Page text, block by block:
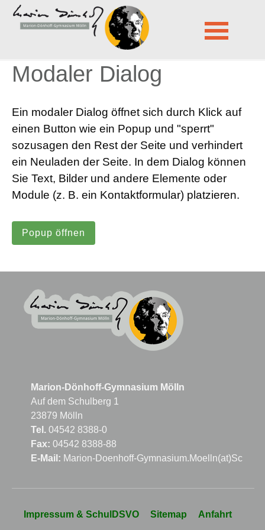
Navigation
überspringen
Marion-Dönhoff-Gymnasium Mölln
Modaler Dialog
Ein modaler Dialog öffnet sich durch Klick auf
einen Button wie ein Popup und "sperrt"
sozusagen den Rest der Seite und verhindert
ein Neuladen der Seite. In dem Dialog können
Sie Text, Bilder und andere Elemente oder
Module (z. B. ein Kontaktformular) platzieren.
Popup öffnen
Marion-Dönhoff-Gymnasium Mölln
Auf dem Schulberg 1
23879 Mölln
Tel. 04542 8388-0
Fax: 04542 8388-88
E-Mail: Marion-Doenhoff-
überspringen
Impressum & SchulDSVO Sitemap Anfahrt